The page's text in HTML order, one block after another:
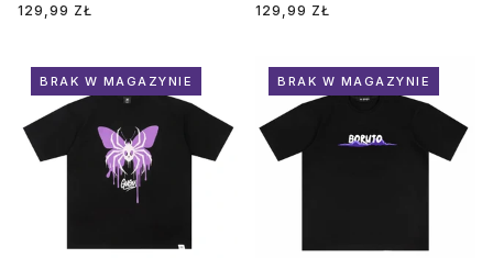
129,99 ZŁ
129,99 ZŁ
BRAK W MAGAZYNIE BRAK W MAGAZYNIE